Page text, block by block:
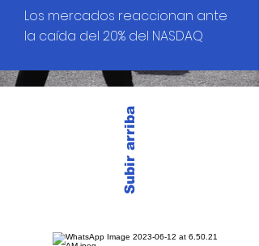
Subir arriba
Los mercados reaccionan ante
la caída del 20% del NASDAQ